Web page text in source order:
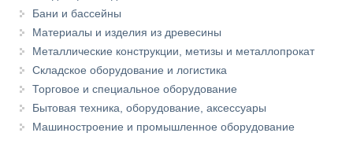
Бани и бассейны
Материалы и изделия из древесины
Металлические конструкции, метизы и металлопрокат
Складское оборудование и логистика
Торговое и специальное оборудование
Бытовая техника, оборудование, аксессуары
Машиностроение и промышленное оборудование